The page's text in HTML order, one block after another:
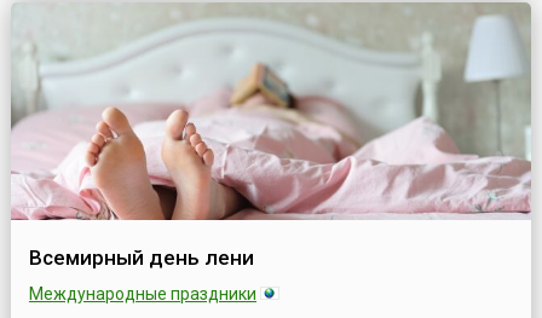
1 от 28 сентября 19...
Всемирный день лени
Международные праздники